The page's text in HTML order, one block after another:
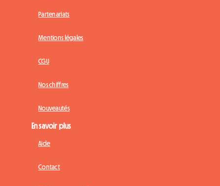
Partenariats
Mentions légales
CGU
Nos chiffres
Nouveautés
En savoir plus
Aide
Contact